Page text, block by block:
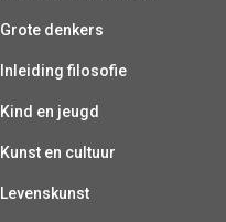
Grote denkers
Inleiding filosofie
Kind en jeugd
Kunst en cultuur
Levenskunst